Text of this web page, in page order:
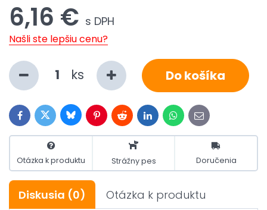
6,16 € s DPH
Našli ste lepšiu cenu?
ks Do košíka
FacebookTwitterBlueskyPinterestRedditLinkedInWhatsApp
E-
mail
Otázka k produktu Strážny pes Doručenia
Diskusia (0) Otázka k produktu